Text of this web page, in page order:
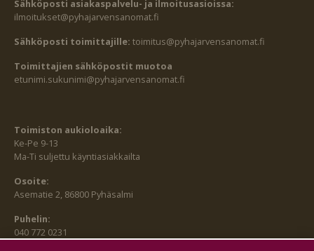
Sähköposti asiakaspalvelu- ja ilmoitusasioissa:
ilmoitukset@pyhajarvensanomat.fi
Sähköposti toimittajille: toimitus@pyhajarvensanomat.fi
Toimittajien sähköpostit muotoa
etunimi.sukunimi@pyhajarvensanomat.fi
Toimiston aukioloaika:
Ke-Pe 9-13
Ma-Ti suljettu käyntiasiakkailta
Osoite:
Asematie 2, 86800 Pyhäsalmi
Puhelin:
040 772 0231